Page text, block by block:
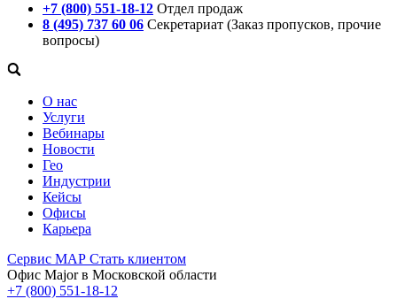
+7 (800) 551-18-12 Отдел продаж
8 (495) 737 60 06 Секретариат (Заказ пропусков, прочие
вопросы)
О нас
Услуги
Вебинары
Новости
Гео
Индустрии
Кейсы
Офисы
Карьера
Сервис МАР Стать клиентом
Офис Major в Московской области
+7 (800) 551-18-12